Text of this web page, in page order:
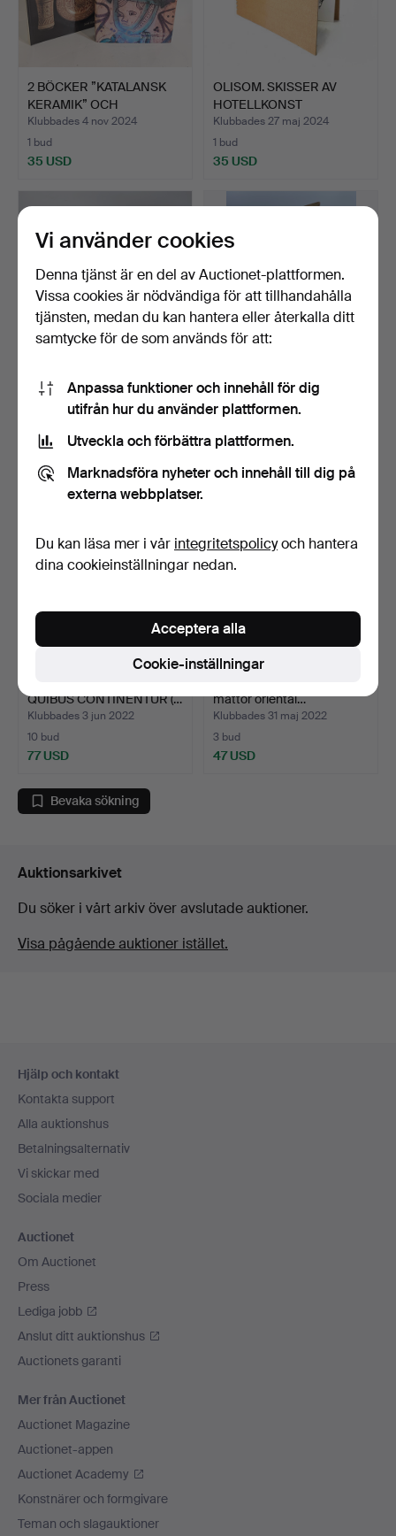
2 BÖCKER ”KATALANSK
KERAMIK” OCH
”KATALANS…
Klubbades 4 nov 2024
1 bud
35 USD
OLISOM. SKISSER AV
HOTELLKONST
BARCELONA.
Klubbades 27 maj 2024
1 bud
35 USD
BOK ”LIBRE VERD DE
BARCELONA”. MED
VAKTER.…
Klubbades 7 mar 2024
15 bud
BOK. SKRIFTLIGA
MEMOARER AV MARIE
ANTOINET…
Klubbades 5 okt 2022
1 bud
QUIBUS CONTINENTUR (…
Klubbades 3 jun 2022
10 bud
77 USD
mattor oriental…
Klubbades 31 maj 2022
3 bud
47 USD
Bevaka sökning
Auktionsarkivet
Du söker i vårt arkiv över avslutade auktioner.
Visa pågående auktioner istället.
Hjälp och kontakt
Kontakta support
Alla auktionshus
Betalningsalternativ
Vi skickar med
Sociala medier
Auctionet
Om Auctionet
Press
Lediga jobb
Anslut ditt auktionshus
Auctionets garanti
Mer från Auctionet
Auctionet Magazine
Auctionet-appen
Auctionet Academy
Konstnärer och formgivare
Teman och slagauktioner
Vi använder cookies
Denna tjänst är en del av Auctionet-plattformen.
Vissa cookies är nödvändiga för att tillhandahålla
tjänsten, medan du kan hantera eller återkalla ditt
samtycke för de som används för att:
Anpassa funktioner och innehåll för dig
utifrån hur du använder plattformen.
Utveckla och förbättra plattformen.
Marknadsföra nyheter och innehåll till dig på
externa webbplatser.
Du kan läsa mer i vår integritetspolicyoch hantera
dina cookieinställningar nedan.
Cookie-inställningar
Acceptera alla